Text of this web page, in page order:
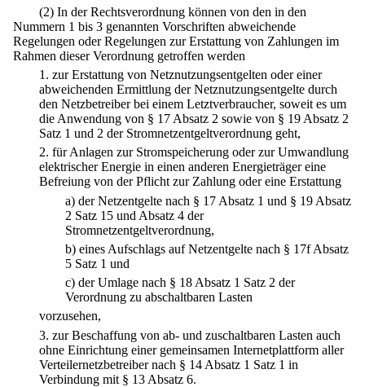
(2) In der Rechtsverordnung können von den in den
Nummern 1 bis 3 genannten Vorschriften abweichende
Regelungen oder Regelungen zur Erstattung von Zahlungen im
Rahmen dieser Verordnung getroffen werden
1. zur Erstattung von Netznutzungsentgelten oder einer
abweichenden Ermittlung der Netznutzungsentgelte durch
den Netzbetreiber bei einem Letztverbraucher, soweit es um
die Anwendung von § 17 Absatz 2 sowie von § 19 Absatz 2
Satz 1 und 2 der Stromnetzentgeltverordnung geht,
2. für Anlagen zur Stromspeicherung oder zur Umwandlung
elektrischer Energie in einen anderen Energieträger eine
Befreiung von der Pflicht zur Zahlung oder eine Erstattung
a) der Netzentgelte nach § 17 Absatz 1 und § 19 Absatz
2 Satz 15 und Absatz 4 der
Stromnetzentgeltverordnung,
b) eines Aufschlags auf Netzentgelte nach § 17f Absatz
5 Satz 1 und
c) der Umlage nach § 18 Absatz 1 Satz 2 der
Verordnung zu abschaltbaren Lasten
vorzusehen,
3. zur Beschaffung von ab- und zuschaltbaren Lasten auch
ohne Einrichtung einer gemeinsamen Internetplattform aller
Verteilernetzbetreiber nach § 14 Absatz 1 Satz 1 in
Verbindung mit § 13 Absatz 6.